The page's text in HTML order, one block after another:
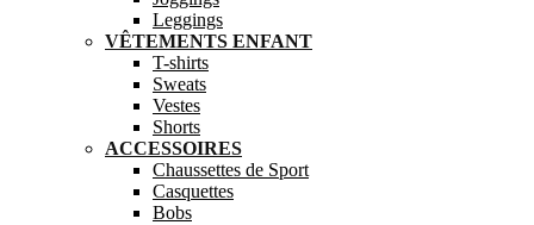
Leggings
VÊTEMENTS ENFANT
T-shirts
Sweats
Vestes
Shorts
ACCESSOIRES
Chaussettes de Sport
Casquettes
Bobs